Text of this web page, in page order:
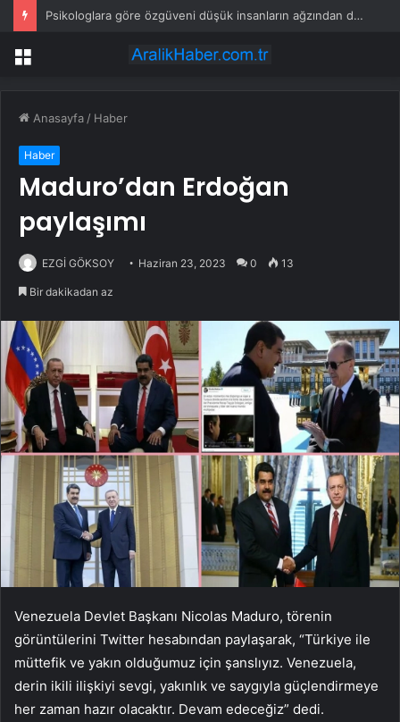
Psikologlara göre özgüveni düşük insanların ağzından düşürmediği 10 cümle
Menü
Anasayfa / Haber
Haber
Maduro’dan Erdoğan
paylaşımı
EZGİ GÖKSOY Haziran 23, 2023 0 13
Bir dakikadan az
Venezuela Devlet Başkanı Nicolas Maduro, törenin
görüntülerini Twitter hesabından paylaşarak, “Türkiye ile
müttefik ve yakın olduğumuz için şanslıyız. Venezuela,
derin ikili ilişkiyi sevgi, yakınlık ve saygıyla güçlendirmeye
her zaman hazır olacaktır. Devam edeceğiz” dedi.